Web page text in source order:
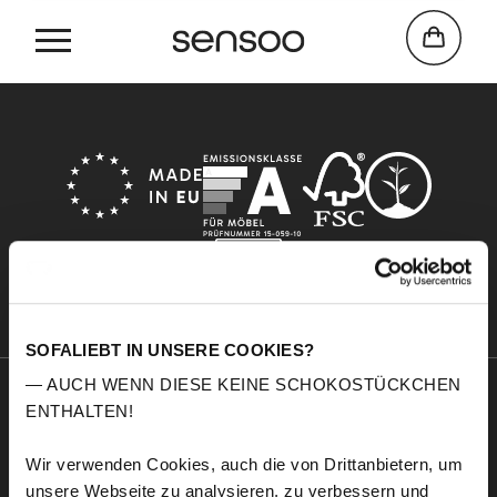
SOFALIEBT IN UNSERE COOKIES?
— AUCH WENN DIESE KEINE SCHOKOSTÜCKCHEN
ENTHALTEN!
Wir verwenden Cookies, auch die von Drittanbietern, um
unsere Webseite zu analysieren, zu verbessern und
Home
Sensoo
A propos de nous
Service
Échantillons de tissus